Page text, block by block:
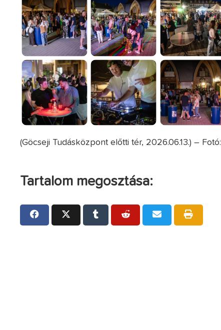
(Göcseji Tudásközpont előtti tér, 2026.06.13.) –
Tartalom megosztása: